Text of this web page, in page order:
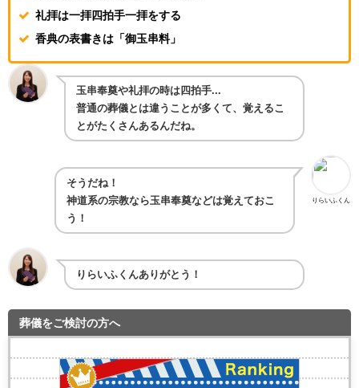
礼拝は一拝四拍手一拝をする
香典の表書きは「御玉串料」
玉串奉奠や礼拝の時は四拍手...
普通の葬儀とは違うことが多くて、覚えるこ
とがたくさんあるんだね。
りらいふくん
そうだね！
神道系の宗教なら玉串奉奠などは覚えておこ
う！
りらいふくんありがとう！
葬儀をご検討の方へ